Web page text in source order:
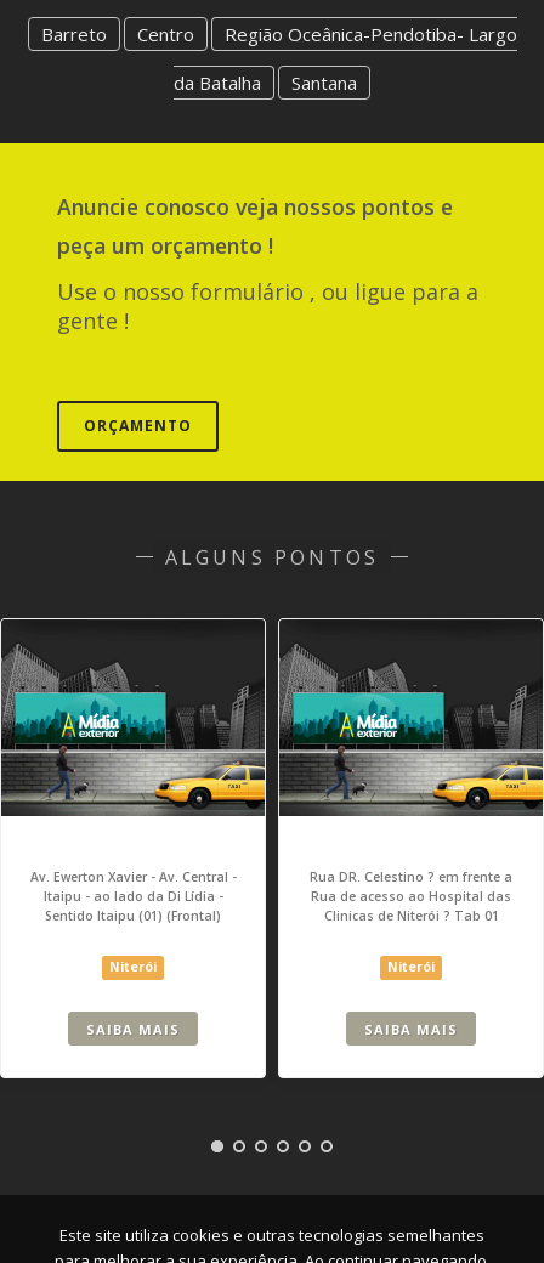
Este site utiliza cookies e outras tecnologias semelhantes
Barreto Centro
Região Oceânica-Pendotiba- Largo
da Batalha
Santana
Anuncie conosco veja nossos pontos e
peça um orçamento !
Use o nosso formulário , ou ligue para a
gente !
ORÇAMENTO
ALGUNS PONTOS
Av. Ewerton Xavier - Av. Central -
Itaipu - ao lado da Di Lídia -
Sentido Itaipu (01) (Frontal)
Niterói
SAIBA MAIS
Rua DR. Celestino ? em frente a
Rua de acesso ao Hospital das
Clinicas de Niterói ? Tab 01
Niterói
SAIBA MAIS
Empresa|Serviços|Pontos|Contato